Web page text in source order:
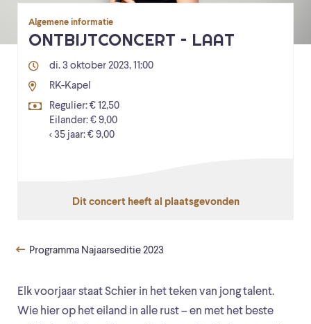
Elk voorjaar staat Schier in het teken van jong talent.
Wie hier op het eiland in alle rust – en met het beste
Algemene informatie
ONTBIJTCONCERT – LAAT
di. 3 oktober 2023, 11:00
RK-Kapel
Regulier: € 12,50
Eilander: € 9,00
< 35 jaar: € 9,00
Dit concert heeft al plaatsgevonden
Programma Najaarseditie 2023